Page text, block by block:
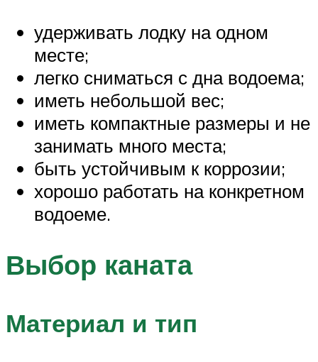
удерживать лодку на одном
месте;
легко сниматься с дна водоема;
иметь небольшой вес;
иметь компактные размеры и не
занимать много места;
быть устойчивым к коррозии;
хорошо работать на конкретном
водоеме.
Выбор каната
Материал и тип